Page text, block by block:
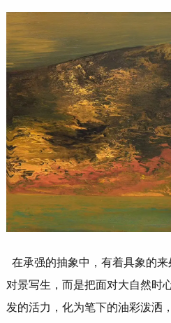
在承强的抽象中，有着具象的
对景写生，而是把面对大自然时
发的活力，化为笔下的油彩泼洒